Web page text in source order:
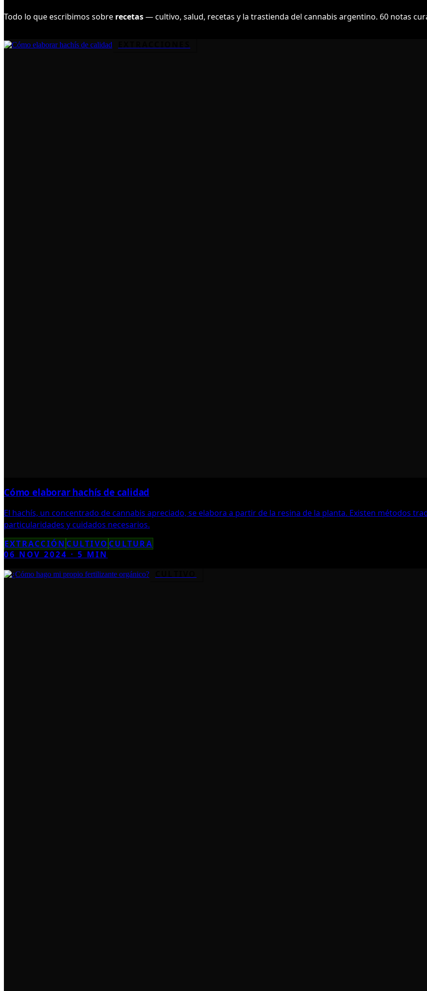
Todo lo que escribimos sobre recetas— cultivo, salud, recetas y la trastienda del cannabis argentino. 60 notas
Cómo elaborar hachís de calidad
El hachís, un concentrado de cannabis apreciado, se elabora a partir de la resina de la planta. Existen métodos
particularidades y cuidados necesarios.
EXTRACCIÓN CULTIVO CULTURA
06 NOV 2024 ·5 MIN